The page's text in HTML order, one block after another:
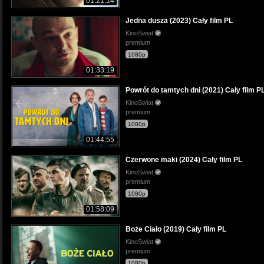
01:33:19
Jedna dusza (2023) Cały film PL
KinoSwiat
premium
1080p
01:44:55
Powrót do tamtych dni (2021) Cały film
KinoSwiat
premium
1080p
01:58:09
Czerwone maki (2024) Cały film PL
KinoSwiat
premium
1080p
Boże Ciało (2019) Cały film PL
KinoSwiat
premium